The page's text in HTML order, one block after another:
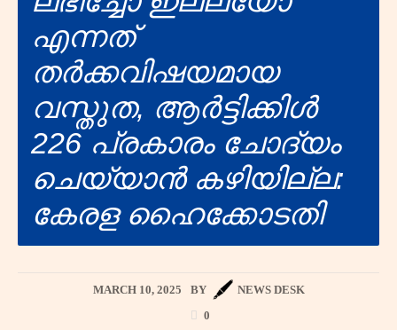
എന്നത്
തർക്കവിഷയമായ
വസ്തുത, ആർട്ടിക്കിൾ
226 പ്രകാരം ചോദ്യം
ചെയ്യാൻ കഴിയില്ല:
കേരള ഹൈക്കോടതി
MARCH 10, 2025 BY
NEWS DESK
0